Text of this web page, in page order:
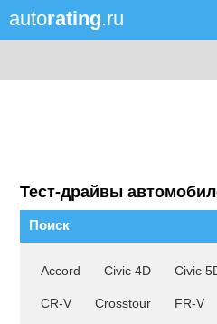
autorating.ru
Тест-драйвы
Поиск
Accord Civic 4D Civic
CR-V Crosstour FR-V